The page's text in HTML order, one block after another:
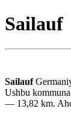
Sailauf
Sailauf
Ushbu
— 13,82 km.